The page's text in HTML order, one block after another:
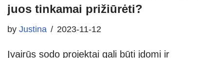
juos tinkamai prižiūrėti?
by Justina 2023-11-12
Įvairūs sodo projektai gali būti įdomi ir